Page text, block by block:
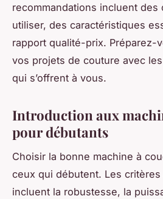
recommandations incluent des
utiliser, des caractéristiques
rapport qualité-prix. Préparez-
vos projets de couture avec
qui s’offrent à vous.
Introduction aux
pour débutants
Choisir la bonne machine à
ceux qui débutent. Les
incluent la robustesse, la